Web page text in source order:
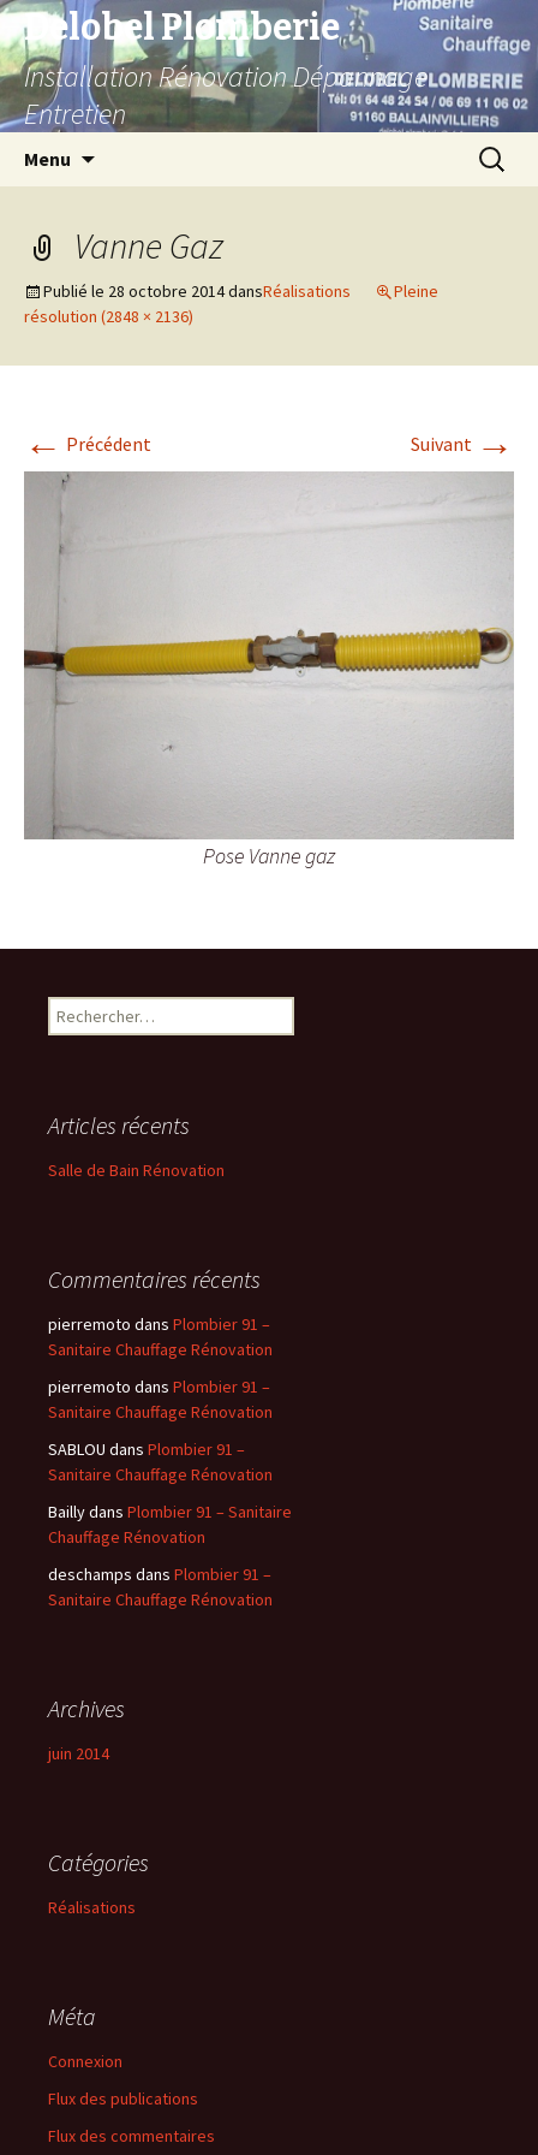
Delobel Plomberie
Installation Rénovation Dépannage
Entretien
Menu
Vanne Gaz
Publié le 28 octobre 2014dansRéalisations
Pleine
résolution (2848 × 2136)
← Précédent Suivant →
Pose Vanne gaz
Rechercher :
Articles récents
Salle de Bain Rénovation
Commentaires récents
pierremoto dans Plombier 91 –
Sanitaire Chauffage Rénovation
pierremoto dans Plombier 91 –
Sanitaire Chauffage Rénovation
SABLOU dans Plombier 91 –
Sanitaire Chauffage Rénovation
Baillydans Plombier 91 – Sanitaire
Chauffage Rénovation
deschamps dans Plombier 91 –
Sanitaire Chauffage Rénovation
Archives
juin 2014
Catégories
Réalisations
Méta
Connexion
Flux des publications
Flux des commentaires